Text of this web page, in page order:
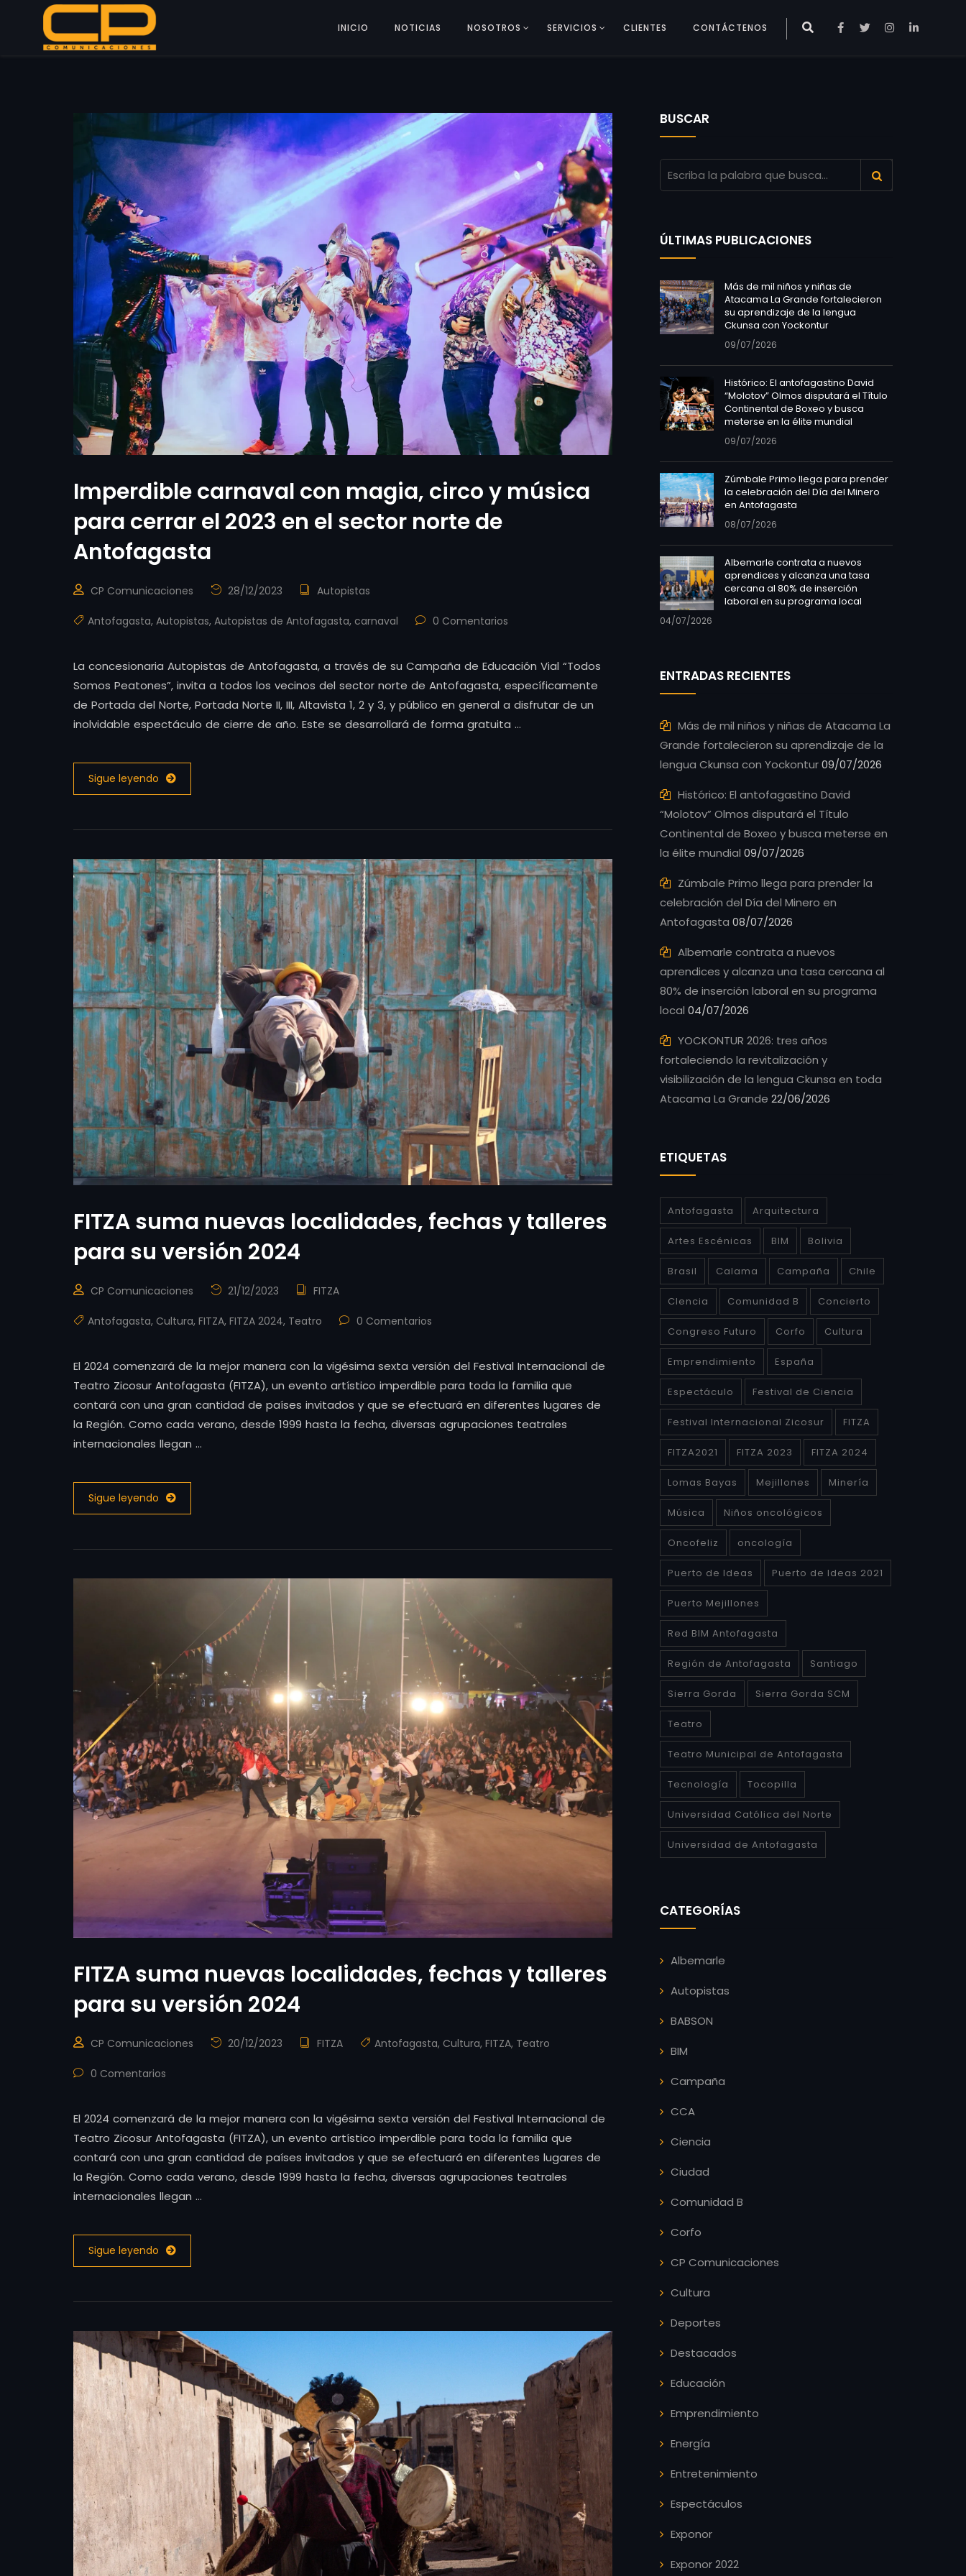
INICIO NOTICIAS NOSOTROS SERVICIOS CLIENTES CONTÁCTENOS
Imperdible carnaval con magia, circo y música
para cerrar el 2023 en el sector norte de
Antofagasta
CP Comunicaciones 28/12/2023 Autopistas
Antofagasta, Autopistas, Autopistas de Antofagasta, carnaval 0 Comentarios
La concesionaria Autopistas de Antofagasta, a través de su Campaña de Educación Vial “Todos
Somos Peatones”, invita a todos los vecinos del sector norte de Antofagasta, específicamente
de Portada del Norte, Portada Norte II, III, Altavista 1, 2 y 3, y público en general a disfrutar de un
inolvidable espectáculo de cierre de año. Este se desarrollará de forma gratuita …
Sigue leyendo
FITZA suma nuevas localidades, fechas y talleres
para su versión 2024
CP Comunicaciones 21/12/2023 FITZA
Antofagasta, Cultura, FITZA, FITZA 2024, Teatro 0 Comentarios
El 2024 comenzará de la mejor manera con la vigésima sexta versión del Festival Internacional de
Teatro Zicosur Antofagasta (FITZA), un evento artístico imperdible para toda la familia que
contará con una gran cantidad de países invitados y que se efectuará en diferentes lugares de
la Región. Como cada verano, desde 1999 hasta la fecha, diversas agrupaciones teatrales
internacionales llegan …
Sigue leyendo
FITZA suma nuevas localidades, fechas y talleres
para su versión 2024
CP Comunicaciones 20/12/2023 FITZA Antofagasta, Cultura, FITZA, Teatro
0 Comentarios
El 2024 comenzará de la mejor manera con la vigésima sexta versión del Festival Internacional de
Teatro Zicosur Antofagasta (FITZA), un evento artístico imperdible para toda la familia que
contará con una gran cantidad de países invitados y que se efectuará en diferentes lugares de
la Región. Como cada verano, desde 1999 hasta la fecha, diversas agrupaciones teatrales
internacionales llegan …
Sigue leyendo
BUSCAR
ÚLTIMAS PUBLICACIONES
Más de mil niños y niñas de
Atacama La Grande fortalecieron
su aprendizaje de la lengua
Ckunsa con Yockontur
09/07/2026
Histórico: El antofagastino David
“Molotov” Olmos disputará el Título
Continental de Boxeo y busca
meterse en la élite mundial
09/07/2026
Zúmbale Primo llega para prender
la celebración del Día del Minero
en Antofagasta
08/07/2026
Albemarle contrata a nuevos
aprendices y alcanza una tasa
cercana al 80% de inserción
laboral en su programa local
04/07/2026
ENTRADAS RECIENTES
Más de mil niños y niñas de Atacama La
Grande fortalecieron su aprendizaje de la
lengua Ckunsa con Yockontur09/07/2026
Histórico: El antofagastino David
“Molotov” Olmos disputará el Título
Continental de Boxeo y busca meterse en
la élite mundial 09/07/2026
Zúmbale Primo llega para prender la
celebración del Día del Minero en
Antofagasta 08/07/2026
Albemarle contrata a nuevos
aprendices y alcanza una tasa cercana al
80% de inserción laboral en su programa
local 04/07/2026
YOCKONTUR 2026: tres años
fortaleciendo la revitalización y
visibilización de la lengua Ckunsa en toda
Atacama La Grande 22/06/2026
ETIQUETAS
Antofagasta Arquitectura
Artes Escénicas BIM Bolivia
Brasil Calama Campaña Chile
CIencia Comunidad B Concierto
Congreso Futuro Corfo Cultura
Emprendimiento España
Espectáculo Festival de Ciencia
Festival Internacional Zicosur FITZA
FITZA2021 FITZA 2023 FITZA 2024
Lomas Bayas Mejillones Minería
Música Niños oncológicos
Oncofeliz oncología
Puerto de Ideas Puerto de Ideas 2021
Puerto Mejillones
Red BIM Antofagasta
Región de Antofagasta Santiago
Sierra Gorda Sierra Gorda SCM
Teatro
Teatro Municipal de Antofagasta
Tecnología Tocopilla
Universidad Católica del Norte
Universidad de Antofagasta
CATEGORÍAS
Albemarle
Autopistas
BABSON
BIM
Campaña
CCA
Ciencia
Ciudad
Comunidad B
Corfo
CP Comunicaciones
Cultura
Deportes
Destacados
Educación
Emprendimiento
Energía
Entretenimiento
Espectáculos
Exponor
Exponor 2022